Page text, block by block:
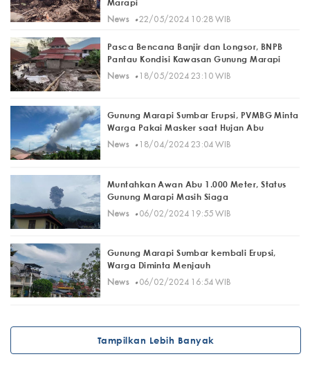
Marapi
News· 22/05/2024 10:28 WIB
Pasca Bencana Banjir dan Longsor, BNPB
Pantau Kondisi Kawasan Gunung Marapi
News· 18/05/2024 23:10 WIB
Gunung Marapi Sumbar Erupsi, PVMBG Minta
Warga Pakai Masker saat Hujan Abu
News· 18/04/2024 23:04 WIB
Muntahkan Awan Abu 1.000 Meter, Status
Gunung Marapi Masih Siaga
News· 06/02/2024 19:55 WIB
Gunung Marapi Sumbar kembali Erupsi,
Warga Diminta Menjauh
News· 06/02/2024 16:54 WIB
Tampilkan Lebih Banyak